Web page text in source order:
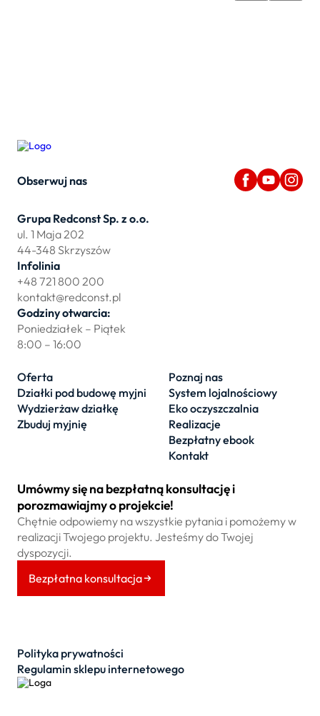
Obserwuj nas
Grupa Redconst Sp. z o.o.
ul. 1 Maja 202
44-348 Skrzyszów
Infolinia
+48 721 800 200
kontakt@redconst.pl
Godziny otwarcia:
Poniedziałek – Piątek
8:00 – 16:00
Oferta
Działki pod budowę myjni
Wydzierżaw działkę
Zbuduj myjnię
Poznaj nas
System lojalnościowy
Eko oczyszczalnia
Realizacje
Bezpłatny ebook
Kontakt
Umówmy się na bezpłatną konsultację i
porozmawiajmy o projekcie!
Chętnie odpowiemy na wszystkie pytania i pomożemy w
realizacji Twojego projektu. Jesteśmy do Twojej
dyspozycji.
Bezpłatna konsultacja
Polityka prywatności
Regulamin sklepu internetowego